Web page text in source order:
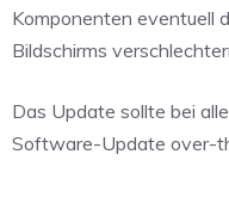
Komponenten eventuell
Bildschirms
Das Update sollte bei
Software-Update over-